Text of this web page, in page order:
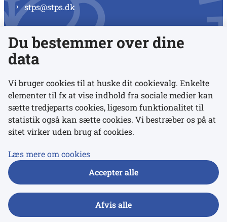
stps@stps.dk
Se alle kontaktnumre
Links
Udgivelser
Data- og privatlivspolitik
Du bestemmer over dine
data
Vi bruger cookies til at huske dit cookievalg. Enkelte
elementer til fx at vise indhold fra sociale medier kan
sætte tredjeparts cookies, ligesom funktionalitet til
statistik også kan sætte cookies. Vi bestræber os på at
sitet virker uden brug af cookies.
Læs mere om cookies
Accepter alle
Afvis alle